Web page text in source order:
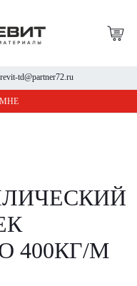
td@partner72.ru
400КГ/М